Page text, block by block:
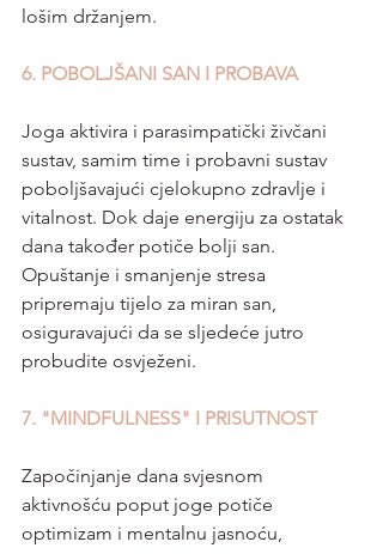
lošim držanjem.
6. POBOLJŠANI SAN I PROBAVA
Joga aktivira i parasimpatički živčani
sustav, samim time i probavni sustav
poboljšavajući cjelokupno zdravlje i
vitalnost. Dok daje energiju za ostatak
dana također potiče bolji san.
Opuštanje i smanjenje stresa
pripremaju tijelo za miran san,
osiguravajući da se sljedeće jutro
probudite osvježeni.
7. "MINDFULNESS" I PRISUTNOST
Započinjanje dana svjesnom
aktivnošću poput joge potiče
optimizam i mentalnu jasnoću,